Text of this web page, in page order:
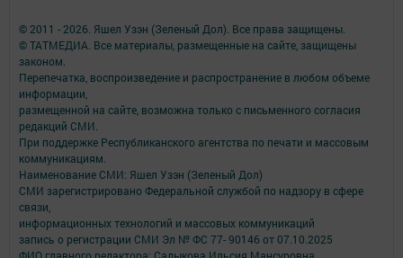
© 2011 - 2026. Яшел Узэн (Зеленый Дол). Все права защищены.
© ТАТМЕДИА. Все материалы, размещенные на сайте, защищены
законом.
Перепечатка, воспроизведение и распространение в любом объеме
информации,
размещенной на сайте, возможна только с письменного согласия
редакций СМИ.
При поддержке Республиканского агентства по печати и массовым
коммуникациям.
Наименование СМИ: Яшел Узэн (Зеленый Дол)
СМИ зарегистрировано Федеральной службой по надзору в сфере
связи,
информационных технологий и массовых коммуникаций
запись о регистрации СМИ Эл № ФС 77- 90146 от 07.10.2025